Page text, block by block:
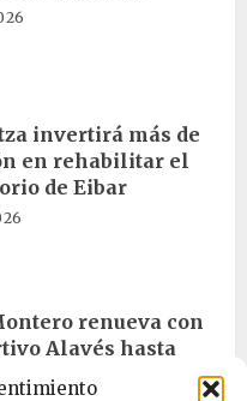
invertirá más de
en rehabilitar el
de Eibar
renueva con
Alavés hasta